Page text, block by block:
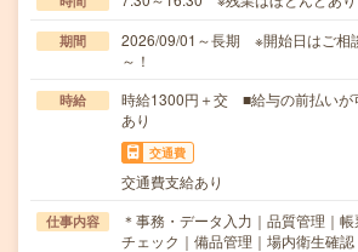
期間
2026/09/01～長期 ※開始日はご相
～！
時給
時給1300円＋交 ■給与の前払いが
あり
交通費
交通費支給あり
仕事内容
＊事務・データ入力｜品質管理｜
チェック｜備品管理｜場内衛生確